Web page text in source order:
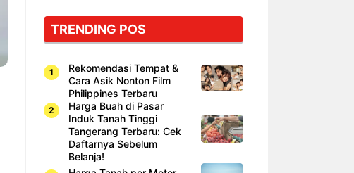
Cuma
Sushi!
TRENDING POS
Rekomendasi Tempat &
Cara Asik Nonton Film
Philippines Terbaru
Harga Buah di Pasar
Induk Tanah Tinggi
Tangerang Terbaru: Cek
Daftarnya Sebelum
Belanja!